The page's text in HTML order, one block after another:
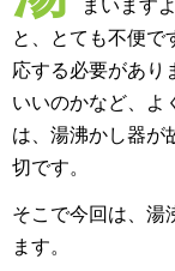
まいます
と、とても不便で
応する必要があり
いいのかなど、よ
は、湯沸かし器が
切です。
そこで今回は、湯
ます。